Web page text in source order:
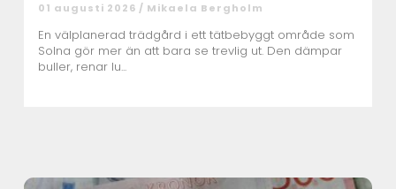
01 augusti 2026 / Mikaela Bergholm
En välplanerad trädgård i ett tätbebyggt område som
Solna gör mer än att bara se trevlig ut. Den dämpar
buller, renar lu...